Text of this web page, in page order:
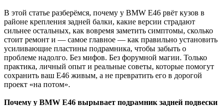
В этой статье разберёмся, почему у BMW E46 рвёт кузов в
районе крепления задней балки, какие версии страдают
сильнее остальных, как вовремя заметить симптомы, сколько
стоит ремонт и — самое главное — как правильно установить
усиливающие пластины подрамника, чтобы забыть о
проблеме надолго. Без мифов. Без форумной магии. Только
практика, личный опыт и реальные советы, которые помогут
сохранить ваш E46 живым, а не превратить его в дорогой
проект «на потом».
Почему у BMW E46 вырывает подрамник задней подвески